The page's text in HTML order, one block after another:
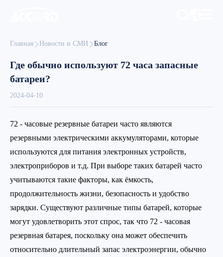
Главная Новости и СМИ Блог
Где обычно используют 72 часа запасные
батареи?
2024-04-10
72 - часовые резервные батареи часто являются
резервными электрическими аккумуляторами, которые
используются для питания электронных устройств,
электроприборов и т.д. При выборе таких батарей часто
учитываются такие факторы, как ёмкость,
продолжительность жизни, безопасность и удобство
зарядки. Существуют различные типы батарей, которые
могут удовлетворить этот спрос, так что 72 - часовая
резервная батарея, поскольку она может обеспечить
относительно длительный запас электроэнергии, обычно